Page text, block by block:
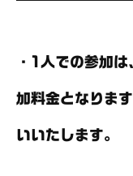
・1人での参加
加料金となりま
いいたします。